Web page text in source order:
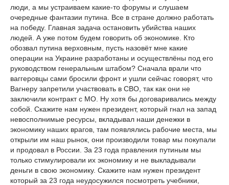
люди, а мы устраиваем какие-то форумы и слушаем
очередные фантазии путина. Все в стране должно работать
на победу. Главная задача остановить убийства наших
людей. А уже потом будем говорить об экономике. Кто
обозвал путина верховным, пусть назовёт мне какие
операции на Украине разработаны и осуществлёны под его
руководством генеральным штабом? Сначала врали что
ваггеровцы сами бросили фронт и ушли сейчас говорят, что
Вагнеру запретили участвовать в СВО, так как они не
заключили контракт с МО. Ну хотя бы договаривались между
собой. Скажите нам нужен президент, который гнал на запад
невосполнимые ресурсы, вкладывал наши денежки в
экономику наших врагов, там появлялись рабочие места, мы
открыли им наш рынок, они производили товар мы покупали
и продовал в России. За 23 года правления путиным мы
только стимулировали их экономику и не выкладывали
деньги в свою экономику. Скажите нам нужен президент
который за 23 года неудосужился посмотреть учебники,